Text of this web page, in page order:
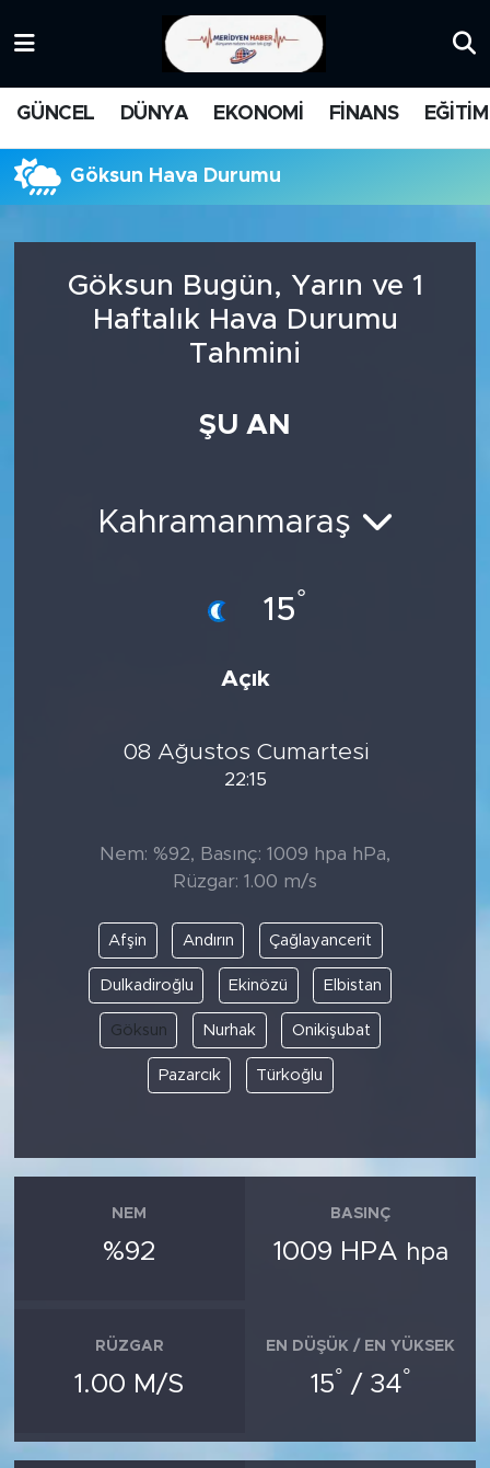
GÜNCEL DÜNYA EKONOMİ FİNANS EĞİTİM
Göksun Hava Durumu
Göksun Bugün, Yarın ve 1
Haftalık Hava Durumu
Tahmini
ŞU AN
Kahramanmaraş
15°
Açık
08 Ağustos Cumartesi
22:15
Nem: %92, Basınç: 1009 hpa hPa,
Rüzgar: 1.00 m/s
Afşin Andırın Çağlayancerit
Dulkadiroğlu Ekinözü Elbistan
Göksun Nurhak Onikişubat
Pazarcık Türkoğlu
NEM
%92
BASINÇ
1009 HPA hpa
RÜZGAR
1.00 M/S
EN DÜŞÜK / EN YÜKSEK
15° / 34°
FİNANS
BİLİM-TEKNOLOJİ
DİNİ
POLİTİKA
EKONOMİ
SPOR
KÜLTÜR SANAT
TARİH
Süper Lig Puan Durumu ve Fikstür
Tüm Manşetler
Son Dakika Haberleri